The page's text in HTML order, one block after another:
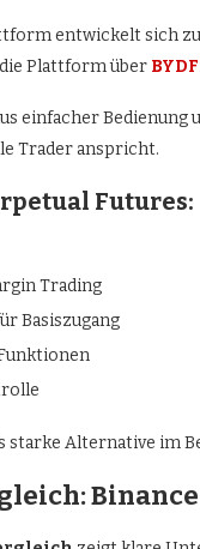
entwickelt sich
Plattform über
einfacher
Trader anspricht.
Futures:
Trading
Basiszugang
starke Alternative im
Binance